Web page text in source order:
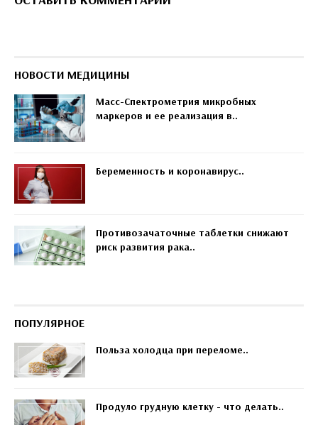
НОВОСТИ МЕДИЦИНЫ
Масс-Спектрометрия микробных
маркеров и ее реализация в..
Беременность и коронавирус..
Противозачаточные таблетки снижают
риск развития рака..
ПОПУЛЯРНОЕ
Польза холодца при переломе..
Продуло грудную клетку - что делать..